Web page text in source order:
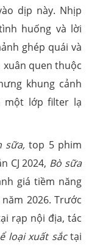
dịp này. Nhịp
huống và lời
ghép quái và
xuân quen thuộc
khung cảnh
một lớp filter lạ
sữa,top 5 phim
CJ 2024, Bò sữa
giá tiềm năng
2026. Trước
rạp nội địa, tác
loại xuất sắctại